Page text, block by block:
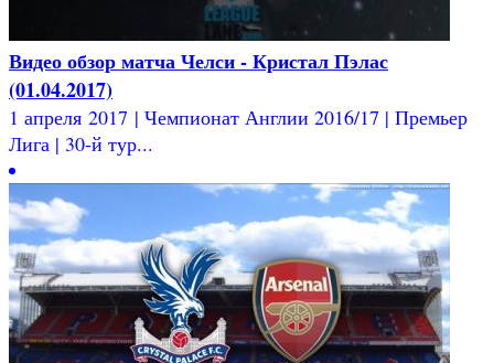
Видео обзор матча Челси - Кристал Пэлас
(01.04.2017)
1 апреля 2017 | Чемпионат Англии 2016/17 | Премьер
Лига | 30-й тур...